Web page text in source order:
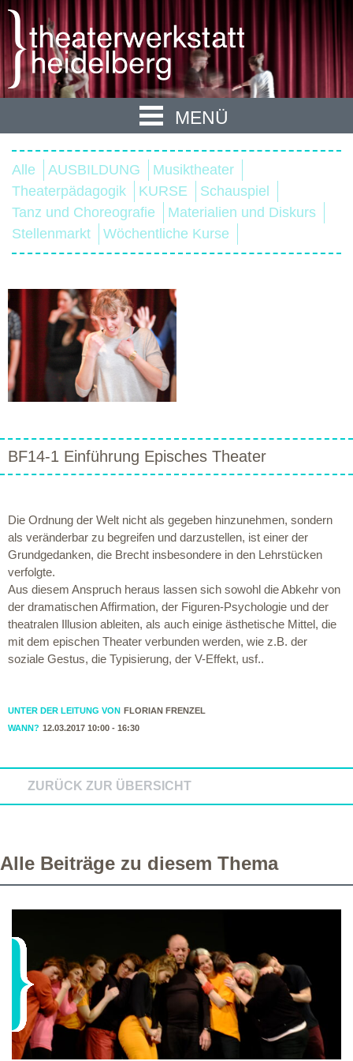
MENÜ
Alle AUSBILDUNG
Musiktheater
Theaterpädagogik
KURSE
Schauspiel
Tanz und Choreografie
Materialien und Diskurs
Stellenmarkt
Wöchentliche Kurse
BF14-1 Einführung Episches Theater
Die Ordnung der Welt nicht als gegeben hinzunehmen, sondern
als veränderbar zu begreifen und darzustellen, ist einer der
Grundgedanken, die Brecht insbesondere in den Lehrstücken
verfolgte.
Aus diesem Anspruch heraus lassen sich sowohl die Abkehr von
der dramatischen Affirmation, der Figuren-Psychologie und der
theatralen Illusion ableiten, als auch einige ästhetische Mittel, die
mit dem epischen Theater verbunden werden, wie z.B. der
soziale Gestus, die Typisierung, der V-Effekt, usf..
UNTER DER LEITUNG VON FLORIAN FRENZEL
WANN? 12.03.2017 10:00 - 16:30
ZURÜCK ZUR ÜBERSICHT
Alle Beiträge zu diesem Thema